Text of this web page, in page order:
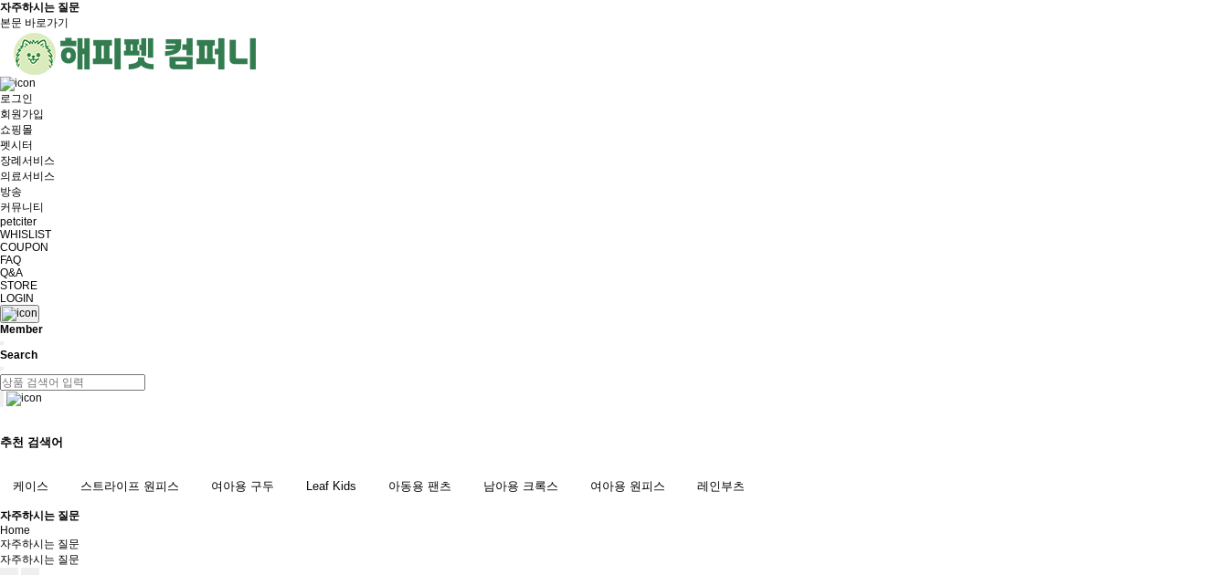
자주하시는 질문
본문 바로가기
로그인
회원가입
쇼핑몰
펫시터
장례서비스
의료서비스
방송
커뮤니티
petciter
WHISLIST
COUPON
FAQ
Q&A
STORE
LOGIN
Member
Search
추천 검색어
케이스 스트라이프 원피스 여아용 구두 Leaf Kids 아동용 팬츠 남아용 크록스 여아용 원피스 레인부츠
자주하시는 질문
Home
자주하시는 질문
자주하시는 질문